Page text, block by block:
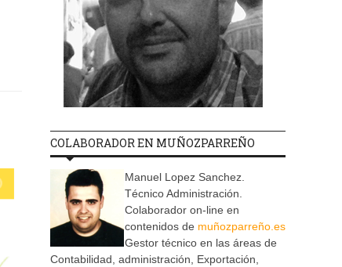
COLABORADOR EN MUÑOZPARREÑO
Manuel Lopez Sanchez.
Técnico Administración.
Colaborador on-line en
contenidos de muñozparreño.es
Gestor técnico en las áreas de
Contabilidad, administración, Exportación,